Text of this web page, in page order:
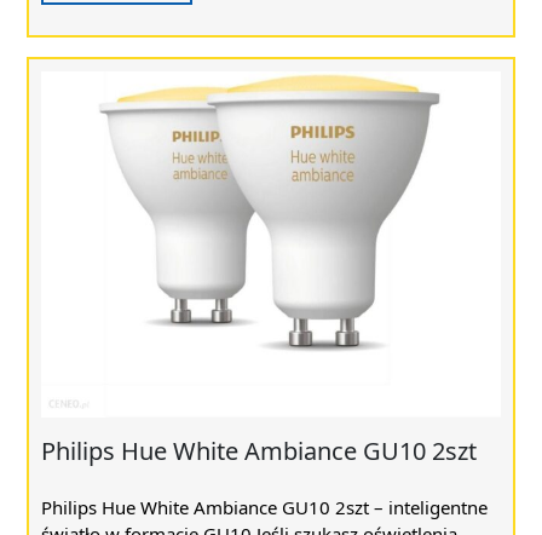
Philips Hue White Ambiance GU10 2szt
Philips Hue White Ambiance GU10 2szt – inteligentne